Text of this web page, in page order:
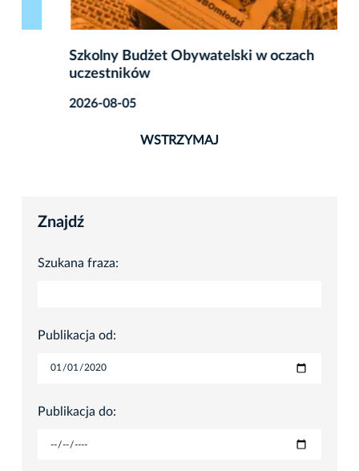
Szkolny Budżet Obywatelski w oczach
uczestników
2026-08-05
WSTRZYMAJ
Znajdź
Szukana fraza:
Publikacja od:
Publikacja do: